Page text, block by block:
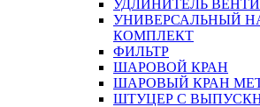
УДЛИНИТЕЛЬ
УНИВЕРСАЛЬНЫЙ
КОМПЛЕКТ
ФИЛЬТР
ШАРОВОЙ КРАН
ШАРОВЫЙ КРАН
ШТУЦЕР С